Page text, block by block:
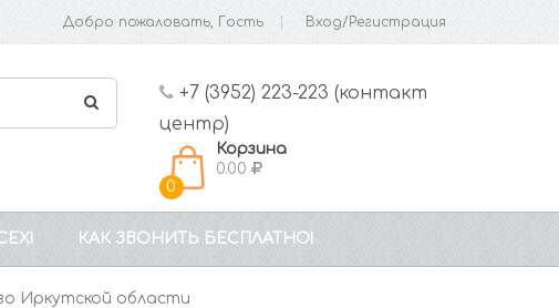
Добро пожаловать, Гость Вход/Регистрация
+7 (3952) 223-223 (контакт
центр)
0
Корзина
0.00
КАК ЗВОНИТЬ БЕСПЛАТНО!
Иркутской области